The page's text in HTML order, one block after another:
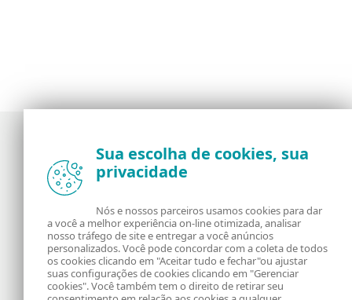
Notícias, opiniões e análises da comunidade de
segurança da ESET
Sobre o WeLiveSecurity RSS Feed
Fale Conosco Endereço
Sua escolha de cookies, sua
privacidade
Nós e nossos parceiros usamos cookies para dar
a você a melhor experiência on-line otimizada, analisar
nosso tráfego de site e entregar a você anúncios
personalizados. Você pode concordar com a coleta de todos
os cookies clicando em "Aceitar tudo e fechar"ou ajustar
suas configurações de cookies clicando em "Gerenciar
cookies". Você também tem o direito de retirar seu